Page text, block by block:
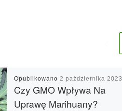
Opublikowano 2 października 2023
Czy GMO Wpływa Na
Uprawę Marihuany?